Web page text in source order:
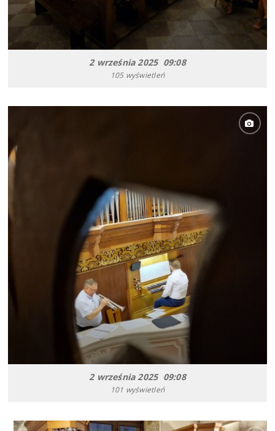
2 września 2025 09:08
105 wyświetleń
2 września 2025 09:08
101 wyświetleń